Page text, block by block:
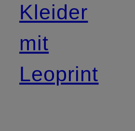
Kleider
mit
Leoprint